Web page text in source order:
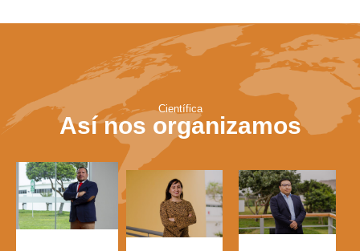
Científica
Así nos organizamos